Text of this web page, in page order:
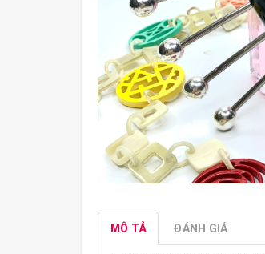
MÔ TẢ ĐÁNH GIÁ